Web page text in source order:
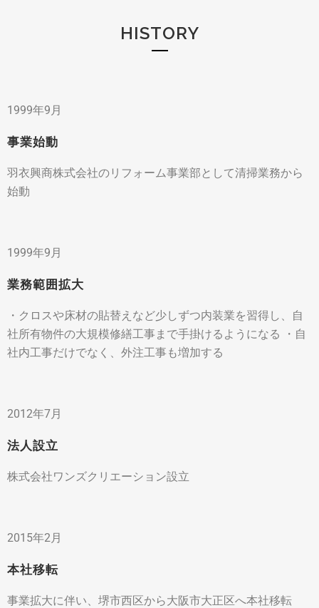
HISTORY
1999年9月
事業始動
羽衣興商株式会社のリフォーム事業部として清掃業務から
始動
1999年9月
業務範囲拡大
・クロスや床材の貼替えなど少しずつ内装業を習得し、自
社所有物件の大規模修繕工事まで手掛けるようになる ・自
社内工事だけでなく、外注工事も増加する
2012年7月
法人設立
株式会社ワンズクリエーション設立
2015年2月
本社移転
事業拡大に伴い、堺市西区から大阪市大正区へ本社移転